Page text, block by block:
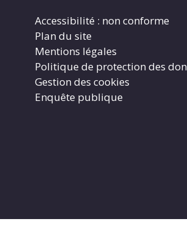
Accessibilité : non conforme
Plan du site
Mentions légales
Politique de protection des
Gestion des cookies
Enquête publique